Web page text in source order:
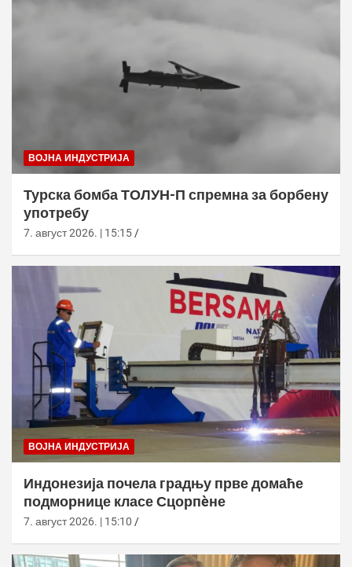
ВОЈНА ИНДУСТРИЈА
Турска бомба ТОЛУН-П спремна за борбену
употребу
7. август 2026. | 15:15
ВОЈНА ИНДУСТРИЈА
Индонезија почела градњу прве домаће
подморнице класе Сцорпèне
7. август 2026. | 15:10